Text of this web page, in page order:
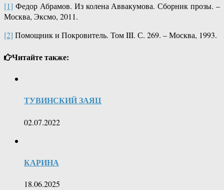
[1] Федор Абрамов. Из колена Аввакумова. Сборник прозы. –
Москва, Эксмо, 2011.
[2] Помощник и Покровитель. Том III. С. 269. – Москва, 1993.
Читайте также:
ТУВИНСКИЙ ЗАЯЦ
02.07.2022
КАРИНА
18.06.2025